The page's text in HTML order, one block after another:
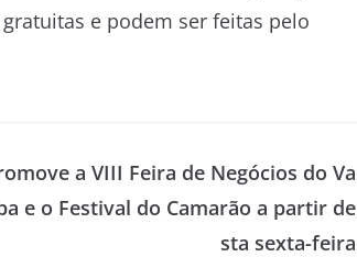
e podem ser feitas pelo
a VIII Feira de Negócios do Va
e o Festival do Camarão a partir de
sta sexta-feira